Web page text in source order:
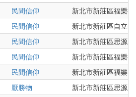
民間信仰
新北市新莊區福樂
民間信仰
新北市新莊區自立
民間信仰
新北市新莊區思源
民間信仰
新北市新莊區福樂
民間信仰
新北市新莊區福樂
厭勝物
新北市新莊區思源